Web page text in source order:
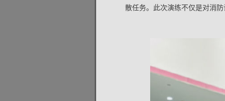
散任务。此次演练不仅是对消